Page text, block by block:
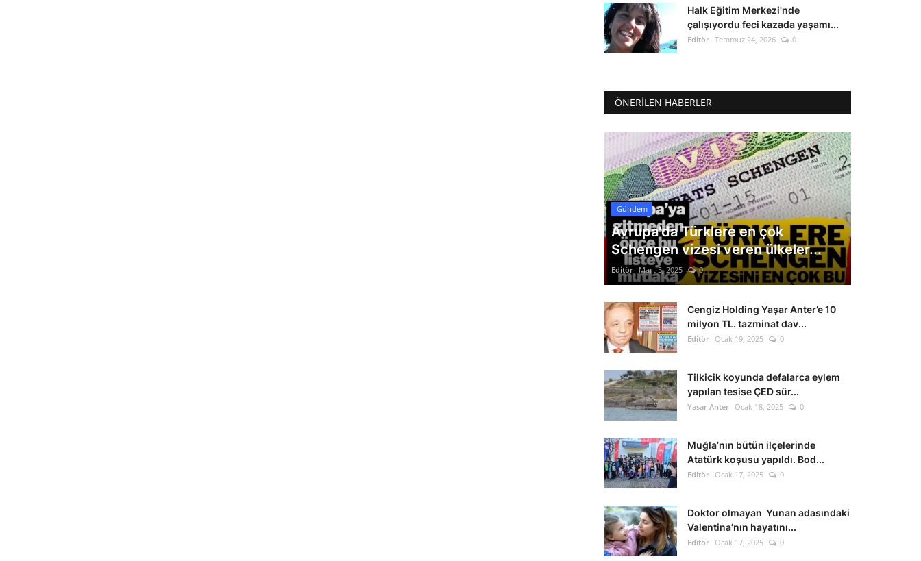
Halk Eğitim Merkezi'nde
çalışıyordu feci kazada yaşamı...
Editör Temmuz 24, 2026 0
ÖNERILEN HABERLER
Gündem
Avrupa'da Türklere en çok
Schengen vizesi veren ülkeler...
Editör Mart 5, 2025 0
Cengiz Holding Yaşar Anter’e 10
milyon TL. tazminat dav...
Editör Ocak 19, 2025 0
Tilkicik koyunda defalarca eylem
yapılan tesise ÇED sür...
Yasar Anter Ocak 18, 2025 0
Muğla’nın bütün ilçelerinde
Atatürk koşusu yapıldı. Bod...
Editör Ocak 17, 2025 0
Doktor olmayan Yunan adasındaki
Valentina’nın hayatını...
Editör Ocak 17, 2025 0